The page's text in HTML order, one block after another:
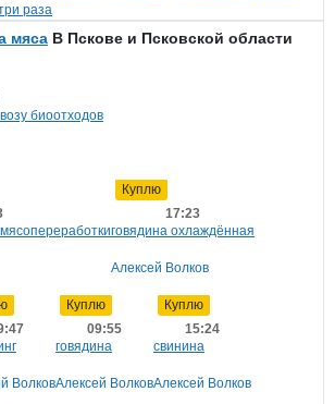
раза
мяса В Пскове и Псковской области
биоотходов
Куплю
17:23
говядина охлаждённая
Алексей Волков
Волков
Куплю
09:55
говядина
Алексей Волков
Куплю
15:24
свинина
Алексей Волков